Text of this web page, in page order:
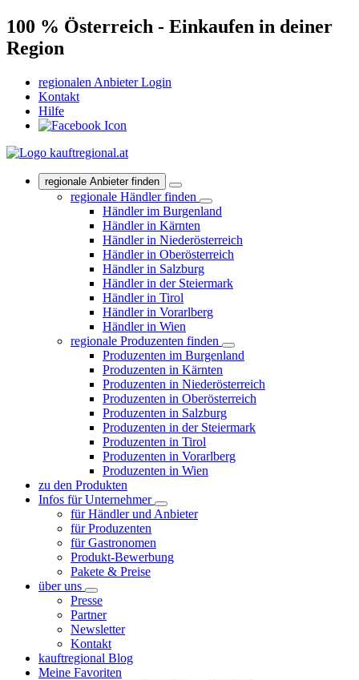
100 % Österreich - Einkaufen in deiner
Region
regionalen Anbieter Login
Kontakt
Hilfe
regionale Anbieter finden
regionale Händler finden
Händler im Burgenland
Händler in Kärnten
Händler in Niederösterreich
Händler in Oberösterreich
Händler in Salzburg
Händler in der Steiermark
Händler in Tirol
Händler in Vorarlberg
Händler in Wien
regionale Produzenten finden
Produzenten im Burgenland
Produzenten in Kärnten
Produzenten in Niederösterreich
Produzenten in Oberösterreich
Produzenten in Salzburg
Produzenten in der Steiermark
Produzenten in Tirol
Produzenten in Vorarlberg
Produzenten in Wien
zu den Produkten
Infos für Unternehmer
für Händler und Anbieter
für Produzenten
für Gastronomen
Produkt-Bewerbung
Pakete & Preise
über uns
Presse
Partner
Newsletter
Kontakt
kauftregional Blog
Meine Favoriten